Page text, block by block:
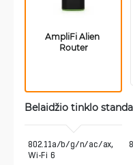
AmpliFi Alien
Router
Belaidžio tinklo
802.11a/b/g/n/ac/ax,
Wi-Fi 6